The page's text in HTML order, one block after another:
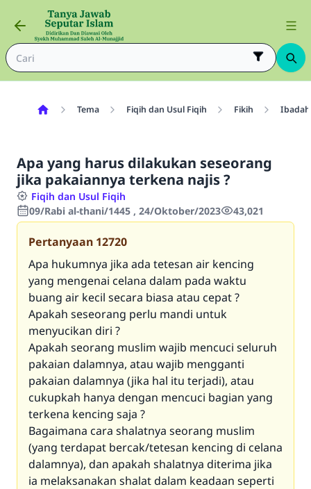
Tema Fiqih dan Usul Fiqih Fikih
Apa yang harus dilakukan seseorang
jika pakaiannya terkena najis ?
Fiqih dan Usul Fiqih
09/Rabi al-thani/1445 , 24/Oktober/2023
43,021
Pertanyaan 12720
Apa hukumnya jika ada tetesan air kencing
yang mengenai celana dalam pada waktu
buang air kecil secara biasa atau cepat ?
Apakah seseorang perlu mandi untuk
menyucikan diri ?
Apakah seorang muslim wajib mencuci seluruh
pakaian dalamnya, atau wajib mengganti
pakaian dalamnya (jika hal itu terjadi), atau
cukupkah hanya dengan mencuci bagian yang
terkena kencing saja ?
Bagaimana cara shalatnya seorang muslim
(yang terdapat bercak/tetesan kencing di celana
dalamnya), dan apakah shalatnya diterima jika
ia melaksanakan shalat dalam keadaan seperti